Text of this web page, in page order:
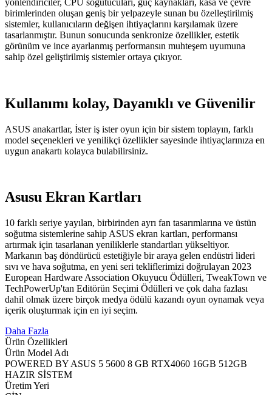
birimlerinden oluşan geniş bir yelpazeyle sunan bu özelleştirilmiş
sistemler, kullanıcıların değişen ihtiyaçlarını karşılamak üzere
tasarlanmıştır. Bunun sonucunda senkronize özellikler, estetik
görünüm ve ince ayarlanmış performansın muhteşem uyumuna
sahip özel geliştirilmiş sistemler ortaya çıkıyor.
Kullanımı kolay, Dayanıklı ve Güvenilir
ASUS anakartlar, İster iş ister oyun için bir sistem toplayın, farklı
model seçenekleri ve yenilikçi özellikler sayesinde ihtiyaçlarınıza en
uygun anakartı kolayca bulabilirsiniz.
Asusu Ekran Kartları
10 farklı seriye yayılan, birbirinden ayrı fan tasarımlarına ve üstün
soğutma sistemlerine sahip ASUS ekran kartları, performansı
artırmak için tasarlanan yeniliklerle standartları yükseltiyor.
Markanın baş döndürücü estetiğiyle bir araya gelen endüstri lideri
sıvı ve hava soğutma, en yeni seri tekliflerimizi doğrulayan 2023
European Hardware Association Okuyucu Ödülleri, TweakTown ve
TechPowerUp'tan Editörün Seçimi Ödülleri ve çok daha fazlası
dahil olmak üzere birçok medya ödülü kazandı oyun oynamak veya
içerik oluşturmak için en iyi seçim.
Daha Fazla
Ürün Özellikleri
Ürün Model Adı
POWERED BY ASUS 5 5600 8 GB RTX4060 16GB 512GB
HAZIR SİSTEM
Üretim Yeri